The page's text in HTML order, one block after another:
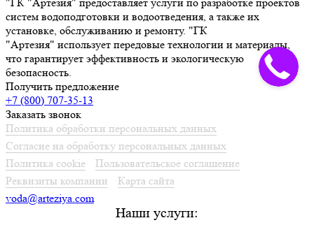
"ГК "Артезия" предоставляет услуги по разработке проектов
систем водоподготовки и водоотведения, а также их
установке, обслуживанию и ремонту. "ГК
"Артезия" использует передовые технологии и материалы,
что гарантирует эффективность и экологическую
безопасность.
Получить предложение
+7 (800) 707-35-13
Заказать звонок
Политика обработки персональных данных
Согласие на обработку персональных данных
Политика cookie
Пользовательское соглашение
Реквизиты компании
Карта сайта
voda@arteziya.com
Наши услуги: